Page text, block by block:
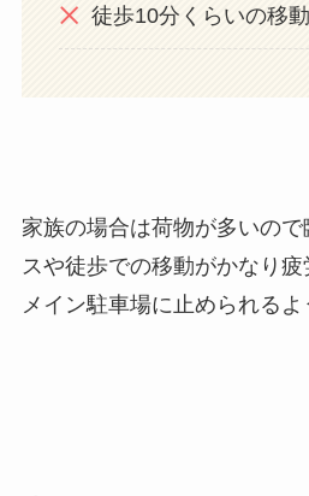
徒歩10分くらいの移動
家族の場合は荷物が多いの
スや徒歩での移動がかなり
メイン駐車場に止められるよ